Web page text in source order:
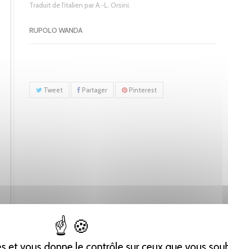
Traduit de l'italien par A.-L. Orsini.
RUPOLO WANDA
Tweet Partager Pinterest